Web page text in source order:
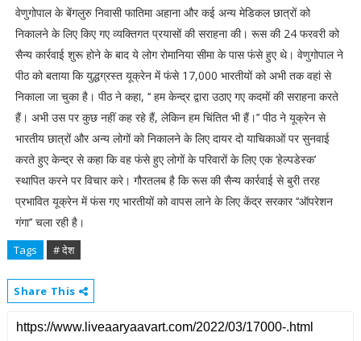
वेणुगोपाल के बेंगलुरु निवासी फातिमा अहाना और कई अन्य मेडिकल छात्रों को
निकालने के लिए किए गए व्यक्तिगत प्रयासों की सराहना की। रूस की 24 फरवरी को
सैन्य कार्रवाई शुरू होने के बाद ये लोग रोमानिया सीमा के पास फंसे हुए थे। वेणुगोपाल ने
पीठ को बताया कि युद्धग्रस्त यूक्रेन में फंसे 17,000 भारतीयों को अभी तक वहां से
निकाला जा चुका है। पीठ ने कहा, ‘‘ हम केन्द्र द्वारा उठाए गए कदमों की सराहना करते
हैं। अभी उस पर कुछ नहीं कह रहे हैं, लेकिन हम चिंतित भी हैं।’’ पीठ ने यूक्रेन से
भारतीय छात्रों और अन्य लोगों को निकालने के लिए दायर दो याचिकाओं पर सुनवाई
करते हुए केन्द्र से कहा कि वह फंसे हुए लोगों के परिवारों के लिए एक ‘हेल्पडेस्क’
स्थापित करने पर विचार करे। गौरतलब है कि रूस की सैन्य कार्रवाई से बुरी तरह
प्रभावित यूक्रेन में फंस गए भारतीयों को वापस लाने के लिए केंद्र सरकार ‘‘ऑपरेशन
गंगा’’ चला रही है।
Tags # देश
Share This